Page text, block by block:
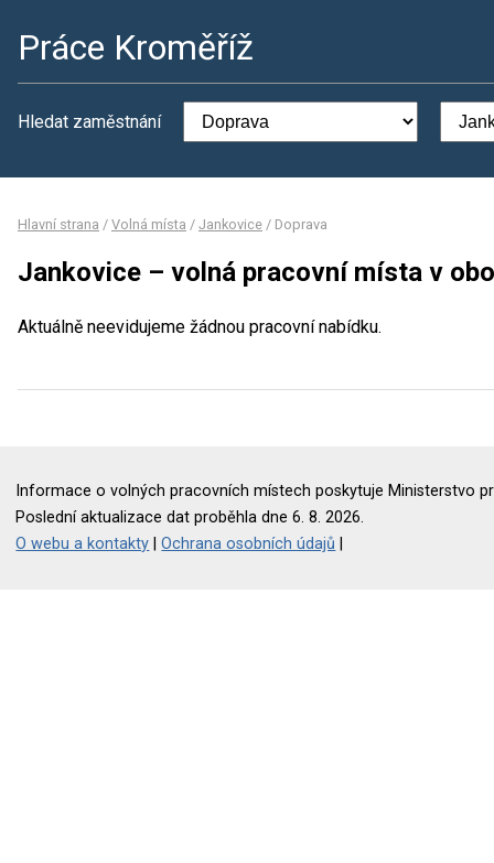
Práce Kroměříž
Hledat zaměstnání
Hlavní strana / Volná místa / Jankovice / Doprava
Jankovice – volná pracovní místa v
Aktuálně neevidujeme žádnou pracovní nabídku.
Informace o volných pracovních místech poskytuje Ministerstvo
Poslední aktualizace dat proběhla dne 6. 8. 2026.
O webu a kontakty |Ochrana osobních údajů